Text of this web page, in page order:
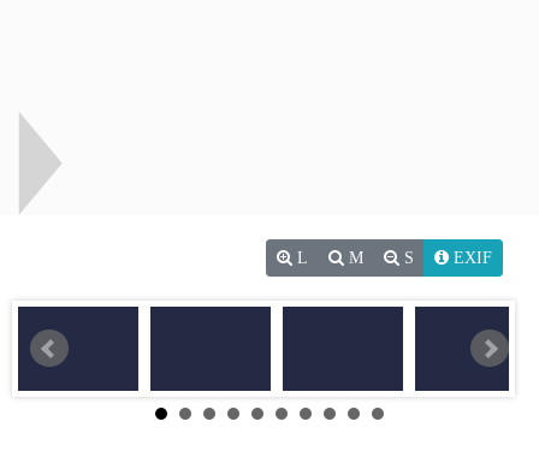
L M S EXIF